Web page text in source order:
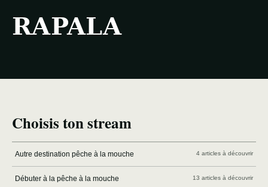
RAPALA
Choisis ton stream
Autre destination pêche à la mouche 4 articles à découvrir
Débuter à la pêche à la mouche 13 articles à découvrir